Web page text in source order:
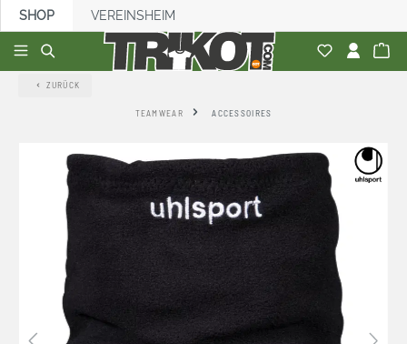
springen
SHOP VEREINSHEIM
ZURÜCK
TEAMWEAR ACCESSOIRES